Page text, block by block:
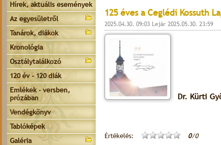
Hírek, aktuális események
Az egyesületről
Tanárok, diákok
Kronológia
Osztálytalálkozó
120 év - 120 diák
Emlékek - versben,
prózában
Vendégkönyv
Tablóképek
Galéria
125 éves a Ceglédi Kossuth
2025.04.30. 09:03 Lejár 2025.05.30. 23:59
Dr. Kürti
Értékelés: 0/0